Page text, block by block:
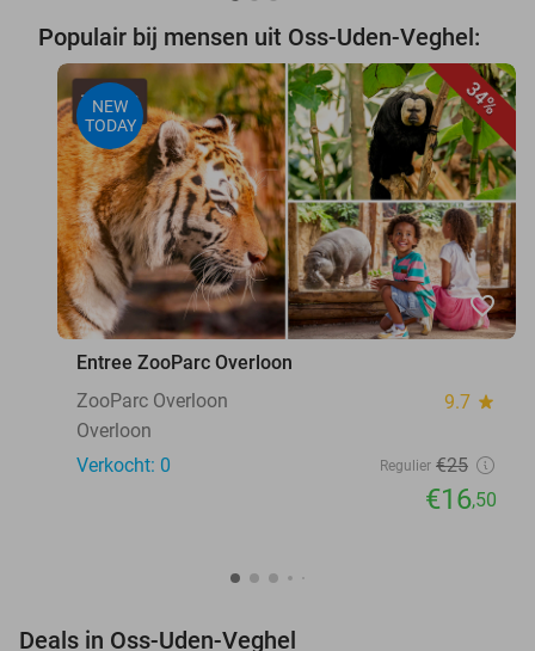
Populair bij mensen uit Oss-Uden-Veghel:
34%
NEW
TODAY
favorite_border
Entree ZooParc Overloon
ZooParc Overloon
9.7 star
Overloon
Verkocht: 0
Regulier €25
€16,50
Deals in Oss-Uden-Veghel